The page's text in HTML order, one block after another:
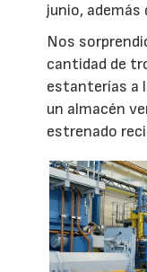
junio,
Nos
cantidad de
estanterías a
un almacén
estrenado